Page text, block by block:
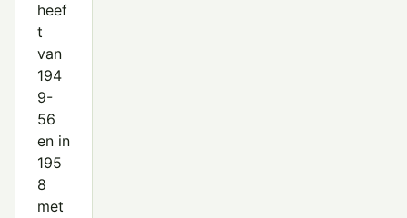
heef
t
van
194
9-
56
en in
195
8
met